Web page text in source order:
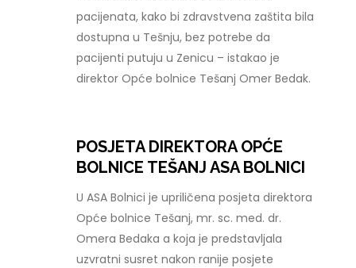
pacijenata, kako bi zdravstvena zaštita bila
dostupna u Tešnju, bez potrebe da
pacijenti putuju u Zenicu – istakao je
direktor Opće bolnice Tešanj Omer Bedak.
POSJETA DIREKTORA OPĆE
BOLNICE TEŠANJ ASA BOLNICI
U ASA Bolnici je upriličena posjeta direktora
Opće bolnice Tešanj, mr. sc. med. dr.
Omera Bedaka a koja je predstavljala
uzvratni susret nakon ranije posjete